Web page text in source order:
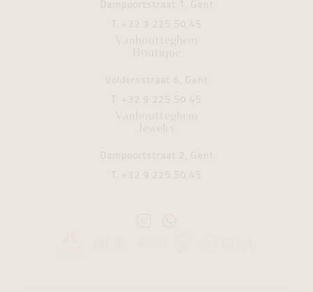
Dampoortstraat 1, Gent
T. +32 9 225 50 45
Vanhoutteghem
Boutique
Voldersstraat 6, Gent
T. +32 9 225 50 45
Vanhoutteghem
Jewelry
Dampoortstraat 2, Gent
T. +32 9 225 50 45